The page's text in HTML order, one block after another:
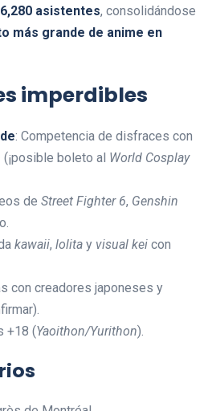
asistentes, consolidándose
más grande de anime en
imperdibles
: Competencia de disfraces con
boleto al World Cosplay
de Street Fighter 6, Genshin
kawaii, lolita y visual kei con
con creadores japoneses y
+18 (Yaoithon/Yurithon).